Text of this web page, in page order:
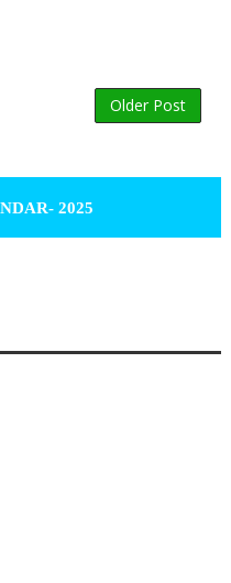
Older Post
2025